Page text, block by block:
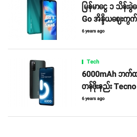
မြန်မာငွေ ၁ သိန်း
Go အိန္ဒိယဈေး
6 years ago
Tech
6000mAh ဘက်
တန်ဖိုးနည်း
6 years ago